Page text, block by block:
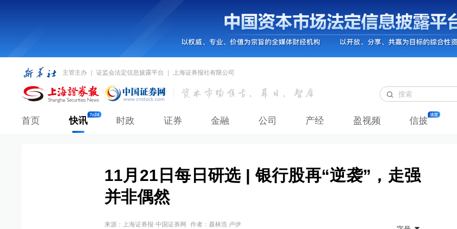
主管主办 ｜ 证监会法定信息披露平台 ｜ 上海证券报社有限公司
首页 快讯 时政 证券 金融 公司 产经 盈视频 信披
11月21日每日研选 | 银行股再“逆袭”，走强
并非偶然
来源： 上海证券报·中国证券网 作者：聂林浩 卢伊